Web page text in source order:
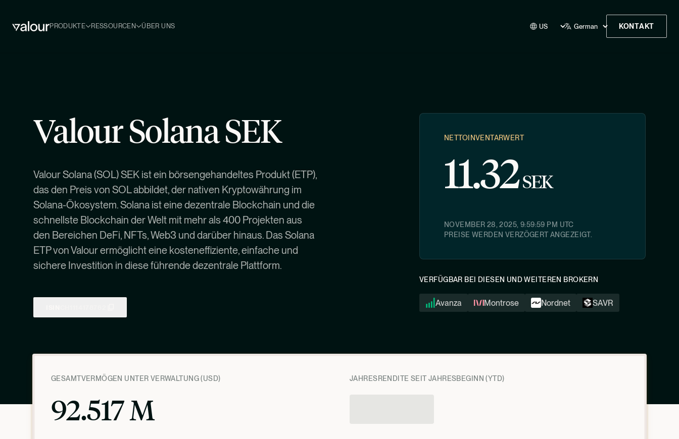
PRODUKTE RESSOURCEN ÜBER UNS KONTAKT
Valour Solana SEK
Valour Solana (SOL) SEK ist ein börsengehandeltes Produkt (ETP),
das den Preis von SOL abbildet, der nativen Kryptowährung im
Solana-Ökosystem. Solana ist eine dezentrale Blockchain und die
schnellste Blockchain der Welt mit mehr als 400 Projekten aus
den Bereichen DeFi, NFTs, Web3 und darüber hinaus. Das Solana
ETP von Valour ermöglicht eine kosteneffiziente, einfache und
sichere Investition in diese führende dezentrale Plattform.
NETTOINVENTARWERT
11.32SEK
NOVEMBER 28, 2025, 9:59:59 PM UTC
PREISE WERDEN VERZÖGERT ANGEZEIGT.
VERFÜGBAR BEI DIESEN UND WEITEREN BROKERN
Avanza Montrose Nordnet SAVR
GESAMTVERMÖGEN UNTER VERWALTUNG (USD)
92.517 M
JAHRESRENDITE SEIT JAHRESBEGINN (YTD)